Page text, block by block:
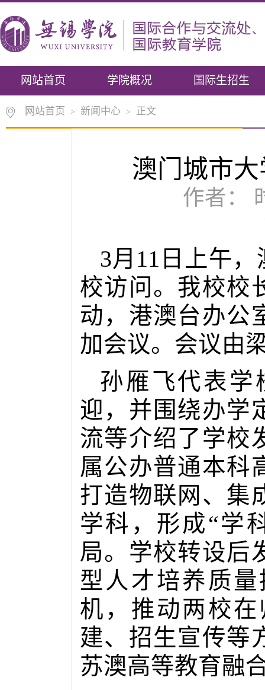
网站首页 学院概况 国际生招生
网站首页 > 新闻中心 > 正文
澳门城市
作者：
3月11日上午
校访问。我校校
动，港澳台办公
加会议。会议由
孙雁飞代表学
迎，并围绕办学
流等介绍了学校
属公办普通本科
打造物联网、集
学科，形成“学
局。学校转设后
型人才培养质
机，推动两校
建、招生宣传等
苏澳高等教育融